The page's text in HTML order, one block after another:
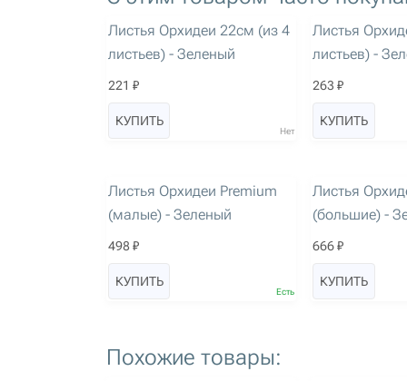
артикул: 1341
Листья Орхидеи 22см (из 4
листьев) - Зеленый
221 ₽
КУПИТЬ
Нет
артикул: 1342
Листья
листьев) -
263 ₽
КУПИТЬ
Листья Орхидеи Premium
(малые) - Зеленый
498 ₽
КУПИТЬ
Есть
Листья
(большие) -
666 ₽
КУПИТЬ
Похожие товары:
артикул: 3045